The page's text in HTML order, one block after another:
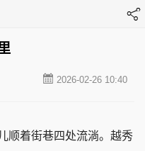
2026-02-26 10:40
着街巷四处流淌。越秀